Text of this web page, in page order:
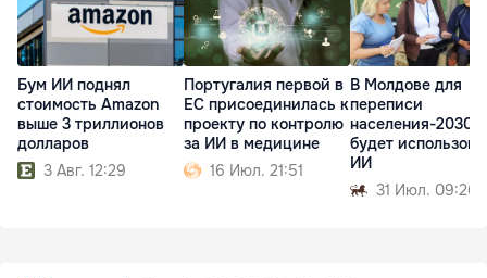
Бум ИИ поднял
стоимость Amazon
выше 3 триллионов
долларов
3 Авг. 12:29
Португалия первой в
ЕС присоединилась к
проекту по контролю
за ИИ в медицине
16 Июл. 21:51
В Молдове для
переписи
населения-2030
будет
ИИ
31 Июл. 09:26